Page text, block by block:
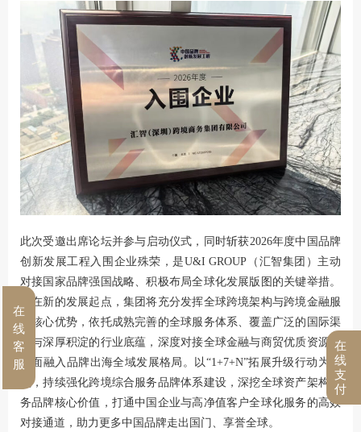
此次受邀出席论坛并参与启动仪式，同时斩获2026年度中国品牌
创新发展工程入围企业殊荣，是U&I GROUP（汇智集团）主动
对接国家品牌强国战略、积极布局全球化发展版图的关键举措。
站在新的发展起点，集团将充分发挥全球跨境架构与跨境金融服
务核心优势，依托成熟完善的全球服务体系、覆盖广泛的国际渠
道与深厚积淀的行业底蕴，深度对接全球金融与商贸优质资源，
全面融入品牌出海全域发展格局。以“1+7+N”拓展升级行动为契
机，持续强化跨境综合服务品牌体系建设，深挖全球资产架构服
务品牌核心价值，打通中国企业与高净值客户全球化服务的高效
对接通道，助力更多中国品牌走出国门、享誉全球。
在
线
客
服
在
线
支
付